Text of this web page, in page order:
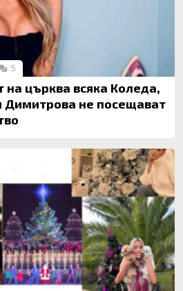
на църква всяка Коледа,
Димитрова не посещават
5